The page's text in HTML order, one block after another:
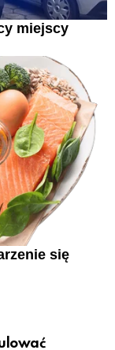
miejscy
się